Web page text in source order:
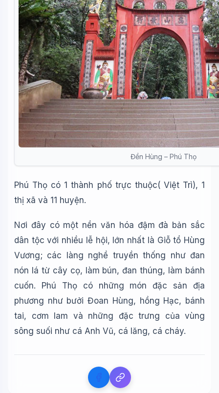
Đền Hùng – Phú Thọ
Phú Thọ có 1 thành phố trực thuộc( Việt Trì), 1
thị xã và 11 huyện.
Nơi đây có một nền văn hóa đậm đà bản sắc
dân tộc với nhiều lễ hội, lớn nhất là Giỗ tổ Hùng
Vương; các làng nghề truyền thống như đan
nón lá từ cây cọ, làm bún, đan thúng, làm bánh
cuốn. Phú Thọ có những món đặc sản địa
phương như bưởi Đoan Hùng, hồng Hạc, bánh
tai, cơm lam và những đặc trưng của vùng
sông suối như cá Anh Vũ, cá lăng, cá cháy.